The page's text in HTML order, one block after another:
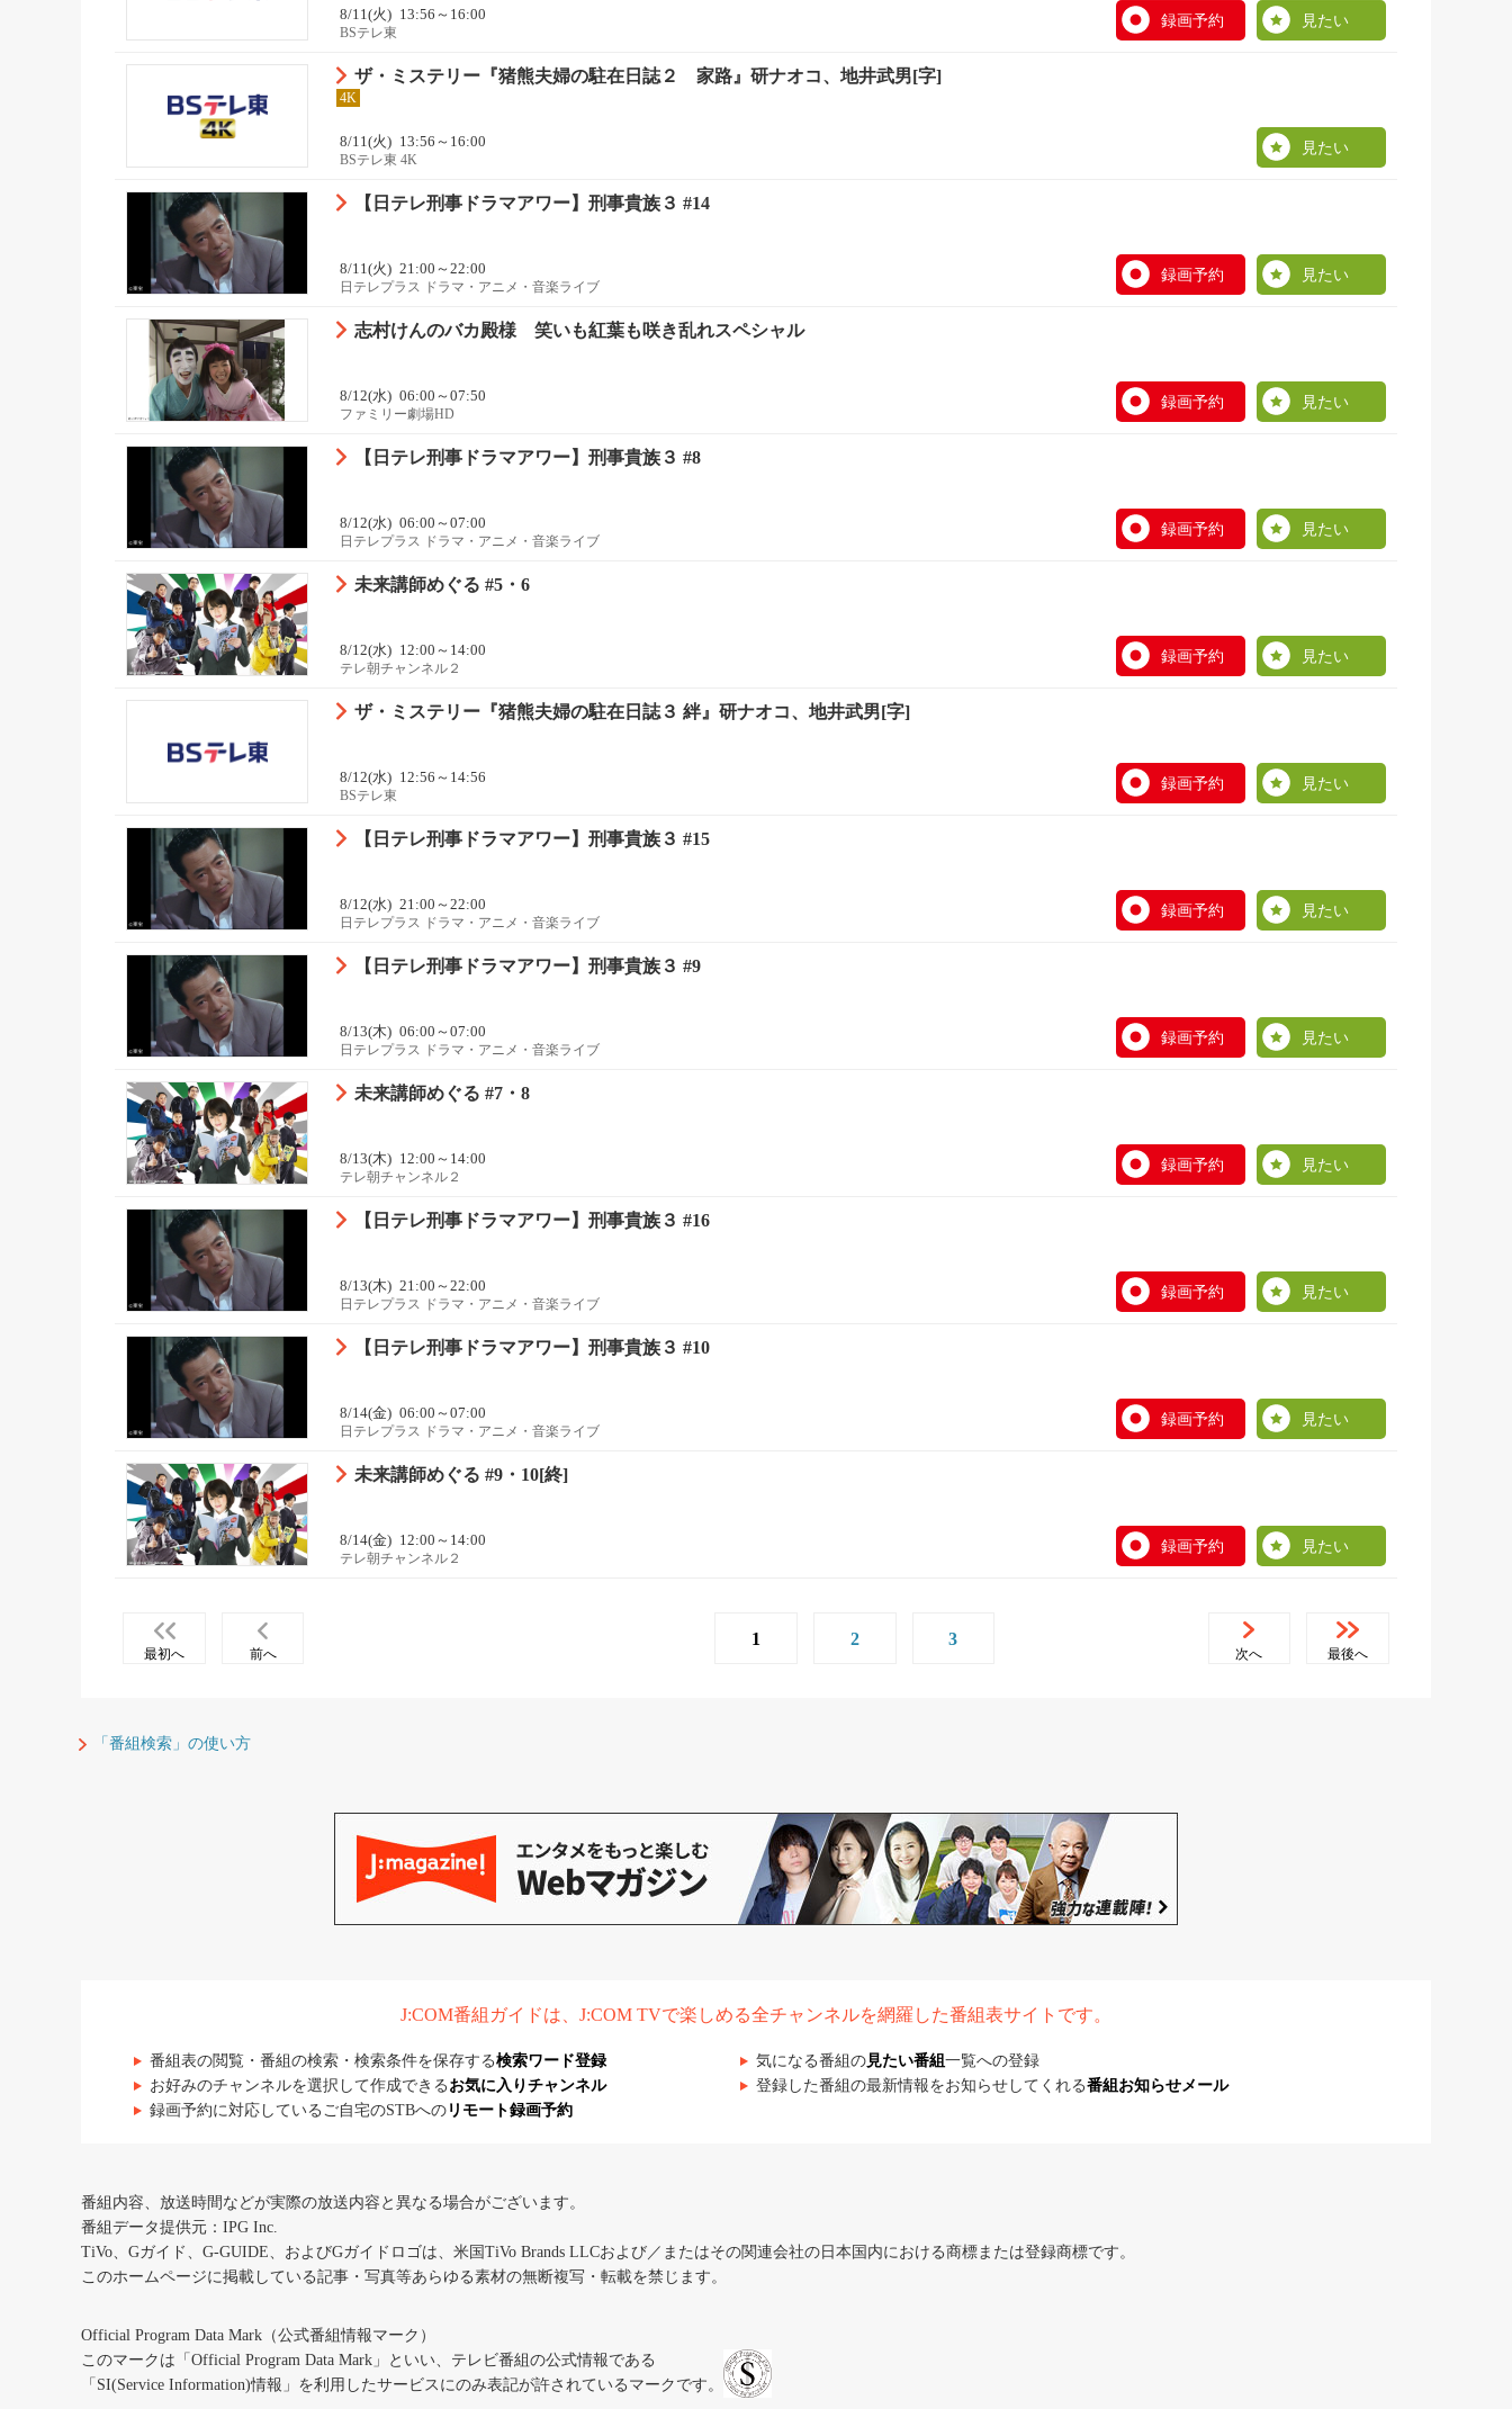
8/11(火) 13:56～16:00
BSテレ東
録画予約 見たい
ザ・ミステリー『猪熊夫婦の駐在日誌２ 家路』研ナオコ、地井武男[字]
4K
8/11(火) 13:56～16:00
BSテレ東 4K
見たい
【日テレ刑事ドラマアワー】刑事貴族３ #14
8/11(火) 21:00～22:00
日テレプラス ドラマ・アニメ・音楽ライブ
録画予約 見たい
志村けんのバカ殿様 笑いも紅葉も咲き乱れスペシャル
8/12(水) 06:00～07:50
ファミリー劇場HD
録画予約 見たい
【日テレ刑事ドラマアワー】刑事貴族３ #8
8/12(水) 06:00～07:00
日テレプラス ドラマ・アニメ・音楽ライブ
録画予約 見たい
未来講師めぐる #5・6
8/12(水) 12:00～14:00
テレ朝チャンネル２
録画予約 見たい
ザ・ミステリー『猪熊夫婦の駐在日誌３ 絆』研ナオコ、地井武男[字]
8/12(水) 12:56～14:56
BSテレ東
録画予約 見たい
【日テレ刑事ドラマアワー】刑事貴族３ #15
8/12(水) 21:00～22:00
日テレプラス ドラマ・アニメ・音楽ライブ
録画予約 見たい
【日テレ刑事ドラマアワー】刑事貴族３ #9
8/13(木) 06:00～07:00
日テレプラス ドラマ・アニメ・音楽ライブ
録画予約 見たい
未来講師めぐる #7・8
8/13(木) 12:00～14:00
テレ朝チャンネル２
録画予約 見たい
【日テレ刑事ドラマアワー】刑事貴族３ #16
8/13(木) 21:00～22:00
日テレプラス ドラマ・アニメ・音楽ライブ
録画予約 見たい
【日テレ刑事ドラマアワー】刑事貴族３ #10
8/14(金) 06:00～07:00
日テレプラス ドラマ・アニメ・音楽ライブ
録画予約 見たい
未来講師めぐる #9・10[終]
8/14(金) 12:00～14:00
テレ朝チャンネル２
録画予約 見たい
最初へ 前へ
1 2 3
次へ 最後へ
「番組検索」の使い方
J:COM番組ガイドは、J:COM TVで楽しめる全チャンネルを網羅した番組表サイトです。
番組表の閲覧・番組の検索・検索条件を保存する検索ワード登録 気になる番組の見たい番組 一覧への登録
お好みのチャンネルを選択して作成できる お気に入りチャンネル 登録した番組の最新情報をお知らせしてくれる番組お知らせメール
録画予約に対応しているご自宅のSTBへの リモート録画予約
番組内容、放送時間などが実際の放送内容と異なる場合がございます。
番組データ提供元：IPG Inc.
TiVo、Gガイド、G-GUIDE、およびGガイドロゴは、米国TiVo Brands LLCおよび／またはその関連会社の日本国内における商標または登録商標です。
このホームページに掲載している記事・写真等あらゆる素材の無断複写・転載を禁じます。
Official Program Data Mark（公式番組情報マーク）
このマークは「Official Program Data Mark」といい、テレビ番組の公式情報である
「SI(Service Information)情報」を利用したサービスにのみ表記が許されているマークです。